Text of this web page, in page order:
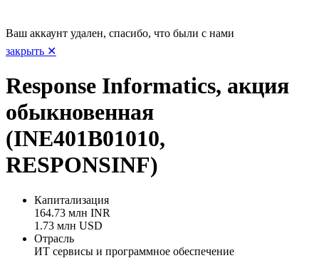
Ваш аккаунт удален, спасибо, что были с нами
закрыть ✕
Response Informatics, акция
обыкновенная
(INE401B01010,
RESPONSINF)
Капитализация
164.73 млн INR
1.73 млн USD
Отрасль
ИТ сервисы и программное обеспечение